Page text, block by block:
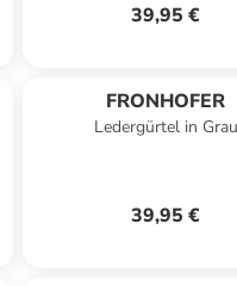
39,95 €
FRONHOFER
Ledergürtel in Grau
39,95 €